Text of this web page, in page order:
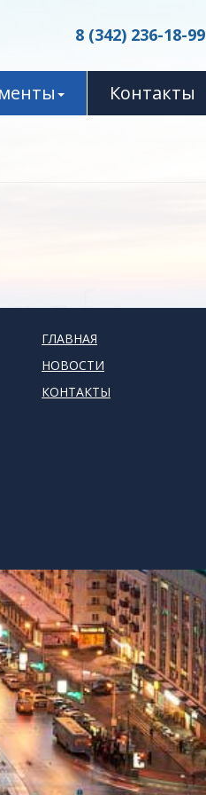
8 (342) 236-18-99
Контакты
ГЛАВНАЯ
НОВОСТИ
КОНТАКТЫ